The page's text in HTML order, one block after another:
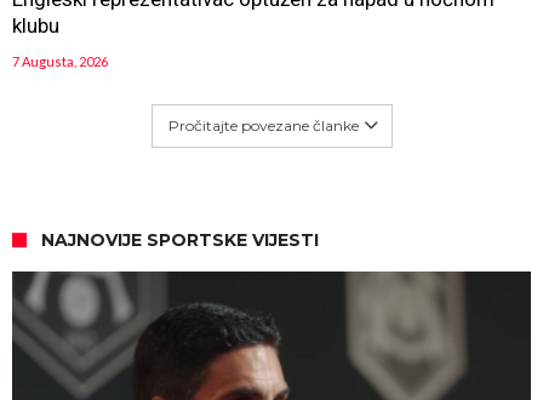
klubu
7 Augusta, 2026
Pročitajte povezane članke
NAJNOVIJE SPORTSKE VIJESTI